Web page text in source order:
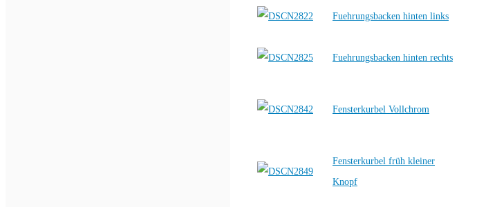
Fuehrungsbacken hinten links
Fuehrungsbacken hinten rechts
Fensterkurbel Vollchrom
Fensterkurbel früh kleiner
Knopf